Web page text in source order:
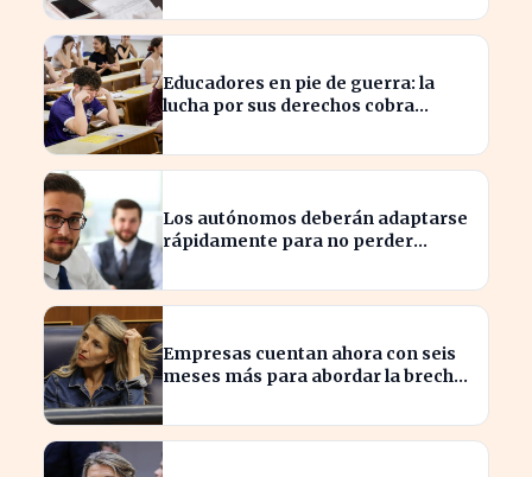
Educadores en pie de guerra: la
lucha por sus derechos cobra
Los autónomos deberán adaptarse
rápidamente para no perder
Empresas cuentan ahora con seis
meses más para abordar la brecha
confidencialidad